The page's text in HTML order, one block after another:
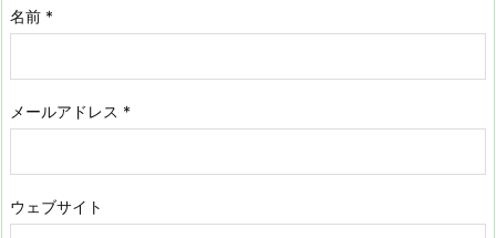
名前 *
メールアドレス *
ウェブサイト